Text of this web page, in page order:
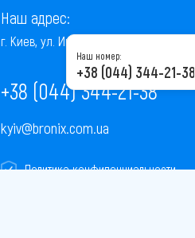
Наш адрес:
г. Киев, ул. Институтская, 22/7, оф. 41
+38 (044) 344-21-38
kyiv@bronix.com.ua
Политика конфиденциальности
Наш номер:
+38 (044) 344-21-38